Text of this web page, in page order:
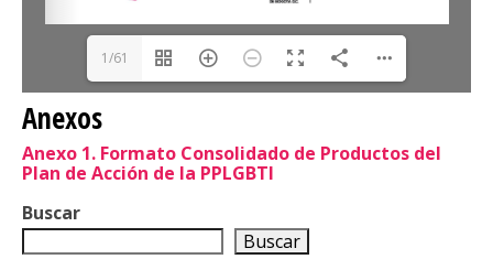
1/61
Anexos
Anexo 1. Formato Consolidado de Productos del
Plan de Acción de la PPLGBTI
Buscar
Buscar